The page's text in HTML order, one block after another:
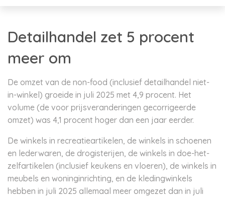
Detailhandel zet 5 procent
meer om
De omzet van de non-food (inclusief detailhandel niet-
in-winkel) groeide in juli 2025 met 4,9 procent. Het
volume (de voor prijsveranderingen gecorrigeerde
omzet) was 4,1 procent hoger dan een jaar eerder.
De winkels in recreatieartikelen, de winkels in schoenen
en lederwaren, de drogisterijen, de winkels in doe-het-
zelfartikelen (inclusief keukens en vloeren), de winkels in
meubels en woninginrichting, en de kledingwinkels
hebben in juli 2025 allemaal meer omgezet dan in juli